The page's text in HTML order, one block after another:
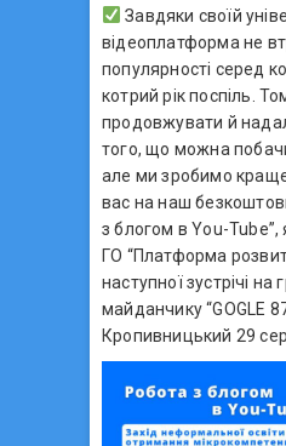
Завдяки своїй
відеоплатформа не
популярності серед
котрий рік поспіль.
продовжувати й
того, що можна
але ми зробимо
вас на наш
з блогом в You-Tube”,
ГО “Платформа
наступної зустрічі
майданчику “GOGLE
Кропивницький 29